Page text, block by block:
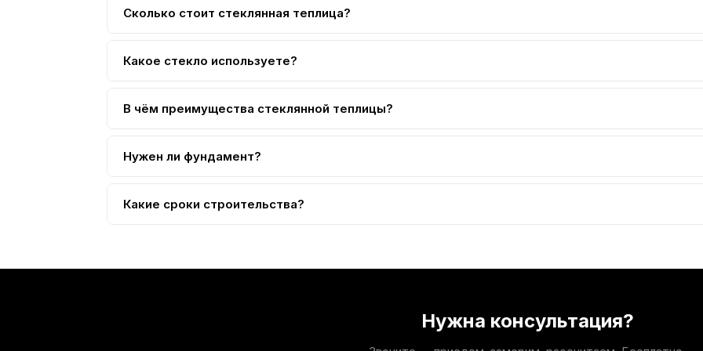
Сколько стоит стеклянная теплица?
Какое стекло используете?
В чём преимущества стеклянной теплицы?
Нужен ли фундамент?
Какие сроки строительства?
Нужна консультация?